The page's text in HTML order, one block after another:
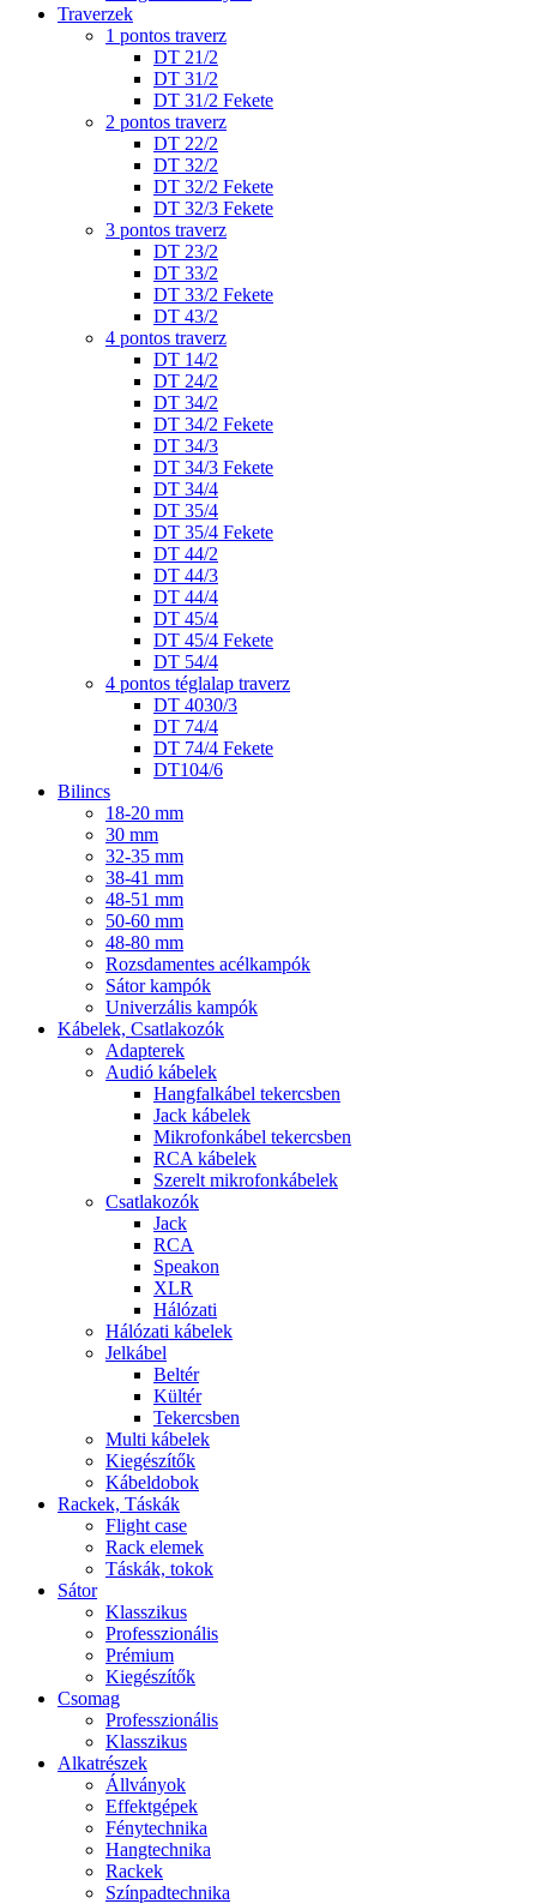
Traverzek
1 pontos traverz
DT 21/2
DT 31/2
DT 31/2 Fekete
2 pontos traverz
DT 22/2
DT 32/2
DT 32/2 Fekete
DT 32/3 Fekete
3 pontos traverz
DT 23/2
DT 33/2
DT 33/2 Fekete
DT 43/2
4 pontos traverz
DT 14/2
DT 24/2
DT 34/2
DT 34/2 Fekete
DT 34/3
DT 34/3 Fekete
DT 34/4
DT 35/4
DT 35/4 Fekete
DT 44/2
DT 44/3
DT 44/4
DT 45/4
DT 45/4 Fekete
DT 54/4
4 pontos téglalap traverz
DT 4030/3
DT 74/4
DT 74/4 Fekete
DT104/6
Bilincs
18-20 mm
30 mm
32-35 mm
38-41 mm
48-51 mm
50-60 mm
48-80 mm
Rozsdamentes acélkampók
Sátor kampók
Univerzális kampók
Kábelek, Csatlakozók
Adapterek
Audió kábelek
Hangfalkábel tekercsben
Jack kábelek
Mikrofonkábel tekercsben
RCA kábelek
Szerelt mikrofonkábelek
Csatlakozók
Jack
RCA
Speakon
XLR
Hálózati
Hálózati kábelek
Jelkábel
Beltér
Kültér
Tekercsben
Multi kábelek
Kiegészítők
Kábeldobok
Rackek, Táskák
Flight case
Rack elemek
Táskák, tokok
Sátor
Klasszikus
Professzionális
Prémium
Kiegészítők
Csomag
Professzionális
Klasszikus
Alkatrészek
Állványok
Effektgépek
Fénytechnika
Hangtechnika
Rackek
Színpadtechnika